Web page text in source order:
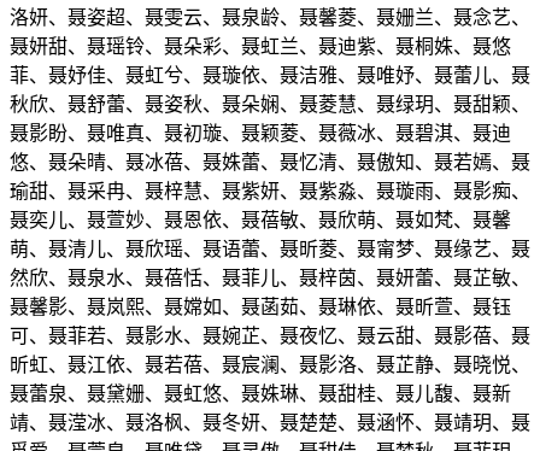
洛妍、聂姿超、聂雯云、聂泉龄、聂馨菱、聂姗兰、聂念艺、
聂妍甜、聂瑶铃、聂朵彩、聂虹兰、聂迪紫、聂桐姝、聂悠
菲、聂妤佳、聂虹兮、聂璇依、聂洁雅、聂唯妤、聂蕾儿、聂
秋欣、聂舒蕾、聂姿秋、聂朵娴、聂菱慧、聂绿玥、聂甜颖、
聂影盼、聂唯真、聂初璇、聂颖菱、聂薇冰、聂碧淇、聂迪
悠、聂朵晴、聂冰蓓、聂姝蕾、聂忆清、聂傲知、聂若嫣、聂
瑜甜、聂采冉、聂梓慧、聂紫妍、聂紫淼、聂璇雨、聂影痴、
聂奕儿、聂萱妙、聂恩依、聂蓓敏、聂欣萌、聂如梵、聂馨
萌、聂清儿、聂欣瑶、聂语蕾、聂昕菱、聂甯梦、聂缘艺、聂
然欣、聂泉水、聂蓓恬、聂菲儿、聂梓茵、聂妍蕾、聂芷敏、
聂馨影、聂岚熙、聂嫦如、聂菡茹、聂琳依、聂昕萱、聂钰
可、聂菲若、聂影水、聂婉芷、聂夜忆、聂云甜、聂影蓓、聂
昕虹、聂江依、聂若蓓、聂宸澜、聂影洛、聂芷静、聂晓悦、
聂蕾泉、聂黛姗、聂虹悠、聂姝琳、聂甜桂、聂儿馥、聂新
靖、聂滢冰、聂洛枫、聂冬妍、聂楚楚、聂涵怀、聂靖玥、聂